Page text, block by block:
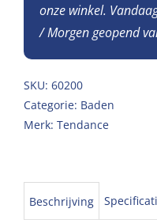
onze winkel.
/ Morgen geopend
SKU: 60200
Categorie: Baden
Merk: Tendance
Beschrijving